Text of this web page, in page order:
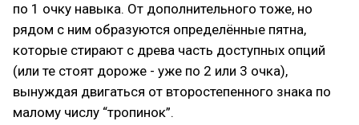
по 1 очку навыка. От дополнительного тоже, но
рядом с ним образуются определённые пятна,
которые стирают с древа часть доступных опций
(или те стоят дороже - уже по 2 или 3 очка),
вынуждая двигаться от второстепенного знака по
малому числу “тропинок”.